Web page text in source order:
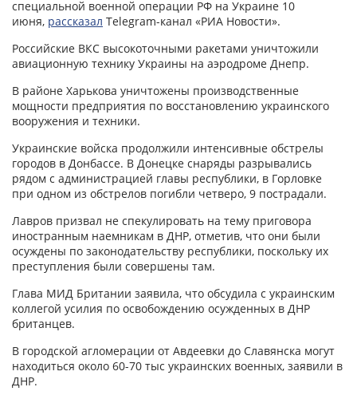
специальной военной операции РФ на Украине 10
июня, рассказал Telegram-канал «РИА Новости».
Российские ВКС высокоточными ракетами уничтожили
авиационную технику Украины на аэродроме Днепр.
В районе Харькова уничтожены производственные
мощности предприятия по восстановлению украинского
вооружения и техники.
Украинские войска продолжили интенсивные обстрелы
городов в Донбассе. В Донецке снаряды разрывались
рядом с администрацией главы республики, в Горловке
при одном из обстрелов погибли четверо, 9 пострадали.
Лавров призвал не спекулировать на тему приговора
иностранным наемникам в ДНР, отметив, что они были
осуждены по законодательству республики, поскольку их
преступления были совершены там.
Глава МИД Британии заявила, что обсудила с украинским
коллегой усилия по освобождению осужденных в ДНР
британцев.
В городской агломерации от Авдеевки до Славянска могут
находиться около 60-70 тыс украинских военных, заявили в
ДНР.